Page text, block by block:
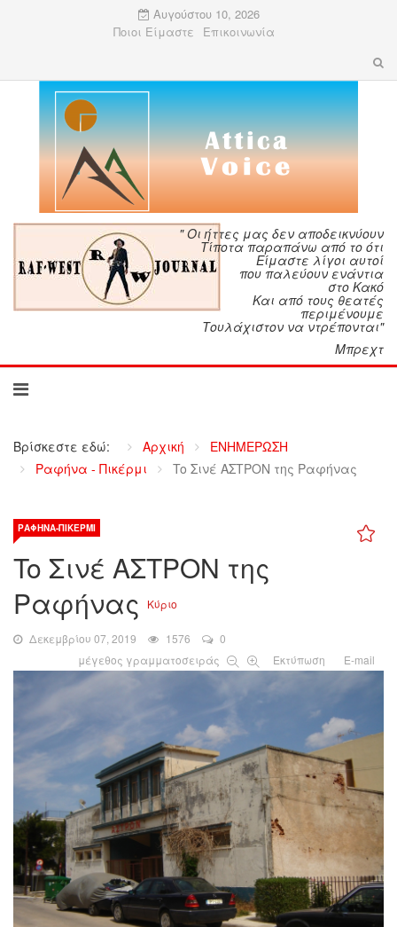
Αυγούστου 10, 2026
Ποιοι Είμαστε
Επικοινωνία
" Οι ήττες μας δεν αποδεικνύουν
Τίποτα παραπάνω από το ότι
Είμαστε λίγοι αυτοί
που παλεύουν ενάντια
στο Κακό
Και από τους θεατές
περιμένουμε
Τουλάχιστον να ντρέπονται"
Μπρεχτ
Βρίσκεστε εδώ: Αρχική
ΕΝΗΜΕΡΩΣΗ
Ραφήνα - Πικέρμι
To Σινέ ΑΣΤΡΟΝ της Ραφήνας
ΡΑΦΉΝΑ-ΠΙΚΈΡΜΙ
To Σινέ ΑΣΤΡΟΝ της
Ραφήνας
Κύριο
Δεκεμβρίου 07, 2019 1576
0
μέγεθος γραμματοσειράς
Εκτύπωση E-mail